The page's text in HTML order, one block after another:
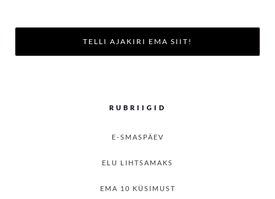
TELLI AJAKIRI EMA SIIT!
RUBRIIGID
E-SMASPÄEV
ELU LIHTSAMAKS
EMA 10 KÜSIMUST